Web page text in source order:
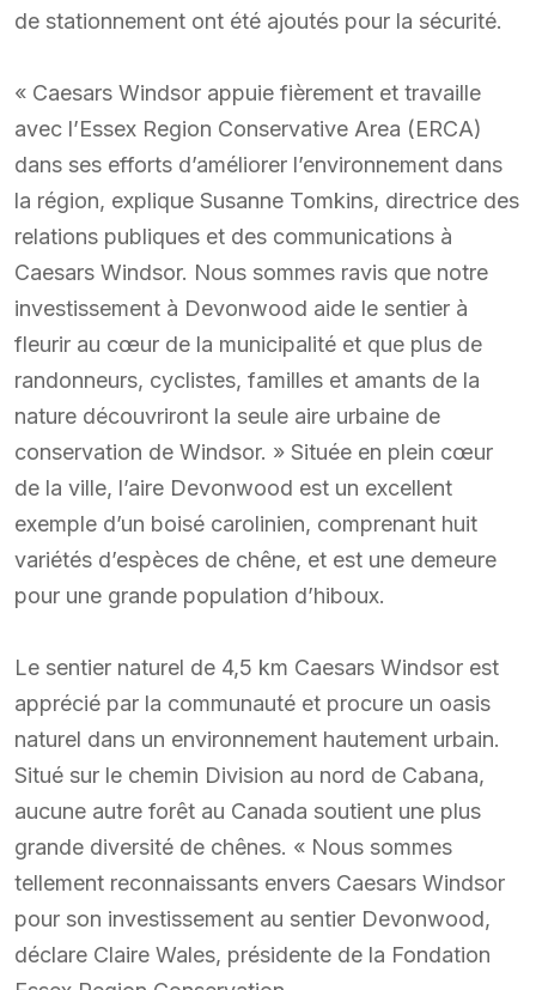
de stationnement ont été ajoutés pour la sécurité.
« Caesars Windsor appuie fièrement et travaille
avec l’Essex Region Conservative Area (ERCA)
dans ses efforts d’améliorer l’environnement dans
la région, explique Susanne Tomkins, directrice des
relations publiques et des communications à
Caesars Windsor. Nous sommes ravis que notre
investissement à Devonwood aide le sentier à
fleurir au cœur de la municipalité et que plus de
randonneurs, cyclistes, familles et amants de la
nature découvriront la seule aire urbaine de
conservation de Windsor. » Située en plein cœur
de la ville, l’aire Devonwood est un excellent
exemple d’un boisé carolinien, comprenant huit
variétés d’espèces de chêne, et est une demeure
pour une grande population d’hiboux.
Le sentier naturel de 4,5 km Caesars Windsor est
apprécié par la communauté et procure un oasis
naturel dans un environnement hautement urbain.
Situé sur le chemin Division au nord de Cabana,
aucune autre forêt au Canada soutient une plus
grande diversité de chênes. « Nous sommes
tellement reconnaissants envers Caesars Windsor
pour son investissement au sentier Devonwood,
déclare Claire Wales, présidente de la Fondation